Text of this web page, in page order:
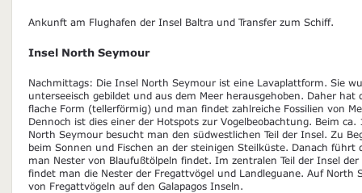
Ankunft am Flughafen der Insel Baltra und Transfer zum Schiff.
Insel North Seymour
Nachmittags: Die Insel North Seymour ist eine Lavaplattform. Sie
unterseeisch gebildet und aus dem Meer herausgehoben. Daher hat
flache Form (tellerförmig) und man findet zahlreiche Fossilien von
Dennoch ist dies einer der Hotspots zur Vogelbeobachtung. Beim
North Seymour besucht man den südwestlichen Teil der Insel. Zu
beim Sonnen und Fischen an der steinigen Steilküste. Danach führt
man Nester von Blaufußtölpeln findet. Im zentralen Teil der Insel
findet man die Nester der Fregattvögel und Landleguane. Auf North
von Fregattvögeln auf den Galapagos Inseln.